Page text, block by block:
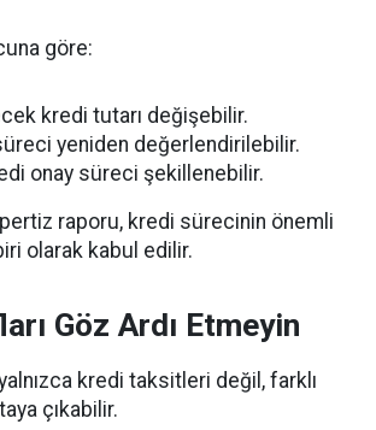
göre:
kredi tutarı değişebilir.
yeniden değerlendirilebilir.
onay süreci şekillenebilir.
raporu, kredi sürecinin önemli
olarak kabul edilir.
Göz Ardı Etmeyin
yalnızca kredi taksitleri değil, farklı
çıkabilir.